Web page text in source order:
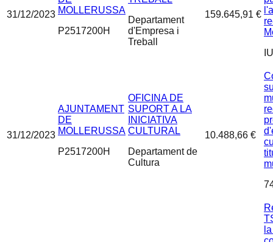
31/12/2023 MOLLERUSSA
P2517200H
Departament
d'Empresa i
Treball
159.645,91 €
31/12/2023
AJUNTAMENT
DE
MOLLERUSSA
P2517200H
OFICINA DE
SUPORT A LA
INICIATIVA
CULTURAL
Departament de
Cultura
10.488,66 €